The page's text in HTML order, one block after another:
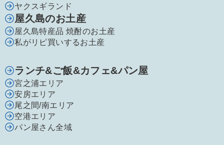
ヤクスギランド
屋久島のお土産
屋久島特産品 焼酎のお土産
私がリピ買いするお土産
ランチ&ご飯&カフェ&パン屋
宮之浦エリア
安房エリア
尾之間/南エリア
空港エリア
パン屋さん全域